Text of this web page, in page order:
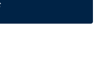
」と思っている人も
もないのです。